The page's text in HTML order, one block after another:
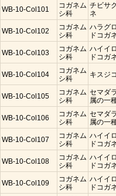
WB-10-Col101
コガネム
シ科
チビサ
ネ
WB-10-Col102
コガネム
シ科
ハラグ
ドコガ
WB-10-Col103
コガネム
シ科
ハイイ
ドコガ
WB-10-Col104
コガネム
シ科
キスジ
WB-10-Col105
コガネム
シ科
セマダ
属の一
WB-10-Col106
コガネム
シ科
セマダ
属の一
WB-10-Col107
コガネム
シ科
ハイイ
ドコガ
WB-10-Col108
コガネム
シ科
ハイイ
ドコガ
WB-10-Col109
コガネム
シ科
ハイイ
ドコガ